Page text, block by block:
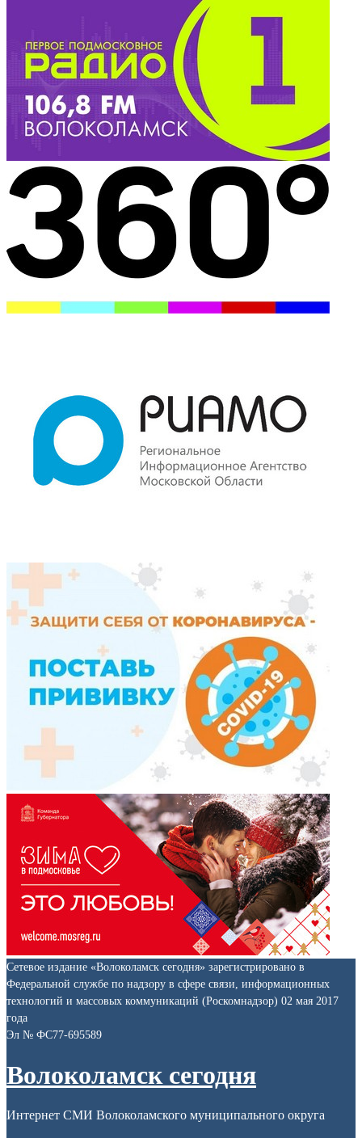
Сетевое издание «Волоколамск сегодня» зарегистрировано в
Федеральной службе по надзору в сфере связи, информационных
технологий и массовых коммуникаций (Роскомнадзор) 02 мая 2017
года
Эл № ФС77-695589
Волоколамск сегодня
Интернет СМИ Волоколамского муниципального округа